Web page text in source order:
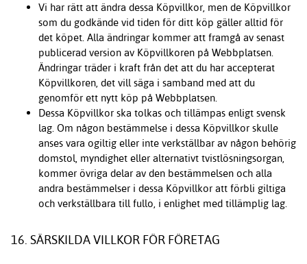
Vi har rätt att ändra dessa Köpvillkor, men de Köpvillkor
som du godkände vid tiden för ditt köp gäller alltid för
det köpet. Alla ändringar kommer att framgå av senast
publicerad version av Köpvillkoren på Webbplatsen.
Ändringar träder i kraft från det att du har accepterat
Köpvillkoren, det vill säga i samband med att du
genomför ett nytt köp på Webbplatsen.
Dessa Köpvillkor ska tolkas och tillämpas enligt svensk
lag. Om någon bestämmelse i dessa Köpvillkor skulle
anses vara ogiltig eller inte verkställbar av någon behörig
domstol, myndighet eller alternativt tvistlösningsorgan,
kommer övriga delar av den bestämmelsen och alla
andra bestämmelser i dessa Köpvillkor att förbli giltiga
och verkställbara till fullo, i enlighet med tillämplig lag.
16. SÄRSKILDA VILLKOR FÖR FÖRETAG